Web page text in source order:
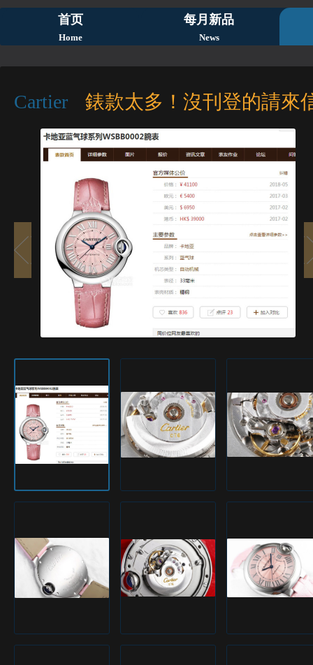
首页
Home
每月新品
News
Cartier 錶款太多！沒刊登的請來